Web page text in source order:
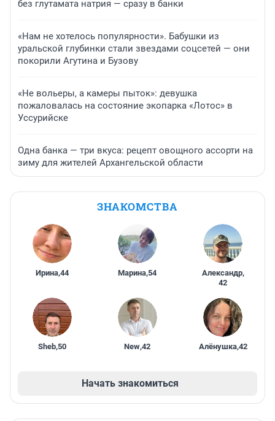
без глутамата натрия — сразу в банки
«Нам не хотелось популярности». Бабушки из
уральской глубинки стали звездами соцсетей — они
покорили Агутина и Бузову
«Не вольеры, а камеры пыток»: девушка
пожаловалась на состояние экопарка «Лотос» в
Уссурийске
Одна банка — три вкуса: рецепт овощного ассорти на
зиму для жителей Архангельской области
ЗНАКОМСТВА
Ирина,44 Марина,54 Александр,
42
Sheb,50 New,42 Алёнушка,42
Начать знакомиться